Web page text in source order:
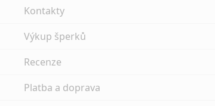
Kontakty
Výkup šperků
Recenze
Platba a doprava